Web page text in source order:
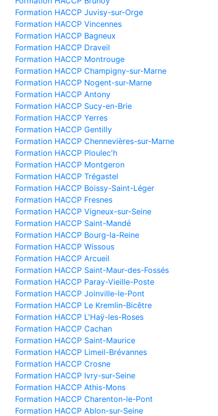
Formation HACCP Juvisy-sur-Orge
Formation HACCP Vincennes
Formation HACCP Bagneux
Formation HACCP Draveil
Formation HACCP Montrouge
Formation HACCP Champigny-sur-Marne
Formation HACCP Nogent-sur-Marne
Formation HACCP Antony
Formation HACCP Sucy-en-Brie
Formation HACCP Yerres
Formation HACCP Gentilly
Formation HACCP Chennevières-sur-Marne
Formation HACCP Ploulec'h
Formation HACCP Montgeron
Formation HACCP Trégastel
Formation HACCP Boissy-Saint-Léger
Formation HACCP Fresnes
Formation HACCP Vigneux-sur-Seine
Formation HACCP Saint-Mandé
Formation HACCP Bourg-la-Reine
Formation HACCP Wissous
Formation HACCP Arcueil
Formation HACCP Saint-Maur-des-Fossés
Formation HACCP Paray-Vieille-Poste
Formation HACCP Joinville-le-Pont
Formation HACCP Le Kremlin-Bicêtre
Formation HACCP L'Haÿ-les-Roses
Formation HACCP Cachan
Formation HACCP Saint-Maurice
Formation HACCP Limeil-Brévannes
Formation HACCP Crosne
Formation HACCP Ivry-sur-Seine
Formation HACCP Athis-Mons
Formation HACCP Charenton-le-Pont
Formation HACCP Ablon-sur-Seine